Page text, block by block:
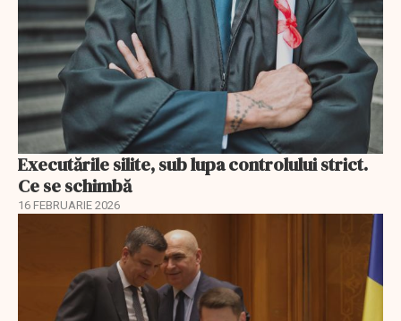
Executările silite, sub lupa controlului strict.
Ce se schimbă
16 FEBRUARIE 2026